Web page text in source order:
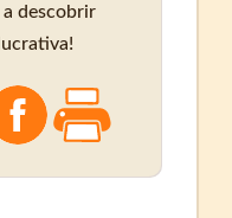
a descobrir